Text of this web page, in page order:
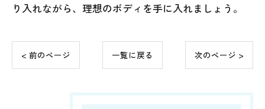
り入れながら、理想のボディを手に入れましょう。
< 前のページ 一覧に戻る 次のページ >